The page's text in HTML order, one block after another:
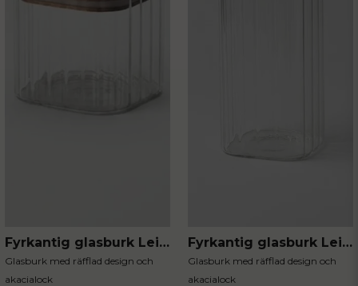
Fyrkantig glasburk Leia 600 ml
Glasburk med räfflad design och
akacialock
Fyrkantig glasburk Leia 1800 ml
Glasburk med räfflad design och
akacialock